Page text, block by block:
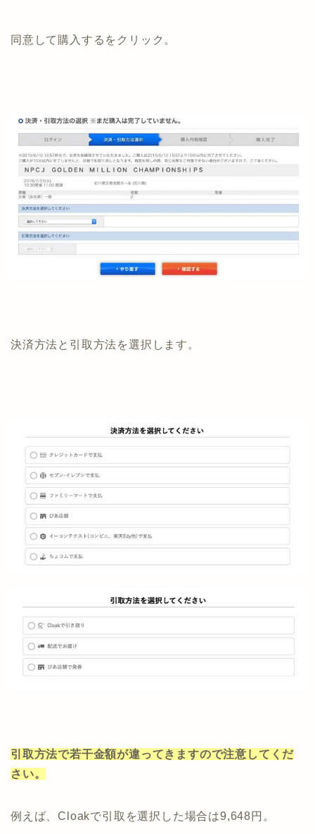
同意して購入するをクリック。
決済方法と引取方法を選択します。
引取方法で若干金額が違ってきますので注意してくだ
さい。
例えば、Cloakで引取を選択した場合は9,648円。